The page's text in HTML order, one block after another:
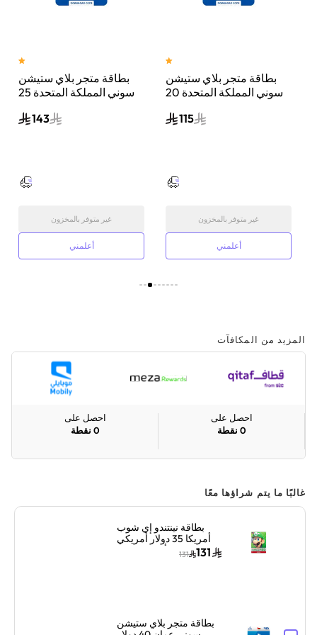
بطاقة متجر بلاي ستيشن
سوني المملكة المتحدة 25
الرقمي بالبريد الإلكتروني
143
غير متوفر بالمخزون
أعلمني
بطاقة متجر بلاي ستيشن
سوني المملكة المتحدة 20
الرقمي بالبريد الإلكتروني
115
غير متوفر بالمخزون
أعلمني
المزيد من المكافآت
احصل على
0 نقطة
احصل على
0 نقطة
غالبًا ما يتم شراؤها معًا
بطاقة نينتندو إي شوب
أمريكا 35 دولار أمريكي
ألوان متعددة
131
131
بطاقة متجر بلاي ستيشن